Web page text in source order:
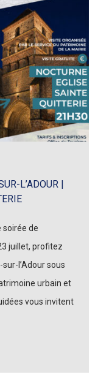
L’ADOUR |
soirée de
juillet, profitez
l’Adour sous
urbain et
vous invitent